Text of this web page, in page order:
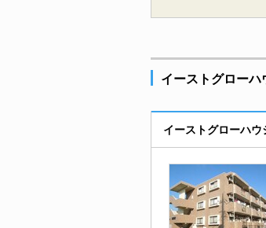
イーストグロー
イーストグローハ